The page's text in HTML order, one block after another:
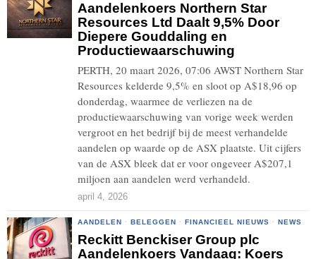
Aandelenkoers Northern Star
Resources Ltd Daalt 9,5% Door
Diepere Gouddaling en
Productiewaarschuwing
PERTH, 20 maart 2026, 07:06 AWST Northern Star
Resources kelderde 9,5% en sloot op A$18,96 op
donderdag, waarmee de verliezen na de
productiewaarschuwing van vorige week werden
vergroot en het bedrijf bij de meest verhandelde
aandelen op waarde op de ASX plaatste. Uit cijfers
van de ASX bleek dat er voor ongeveer A$207,1
miljoen aan aandelen werd verhandeld.
april 4, 2026
AANDELEN · BELEGGEN · FINANCIEEL NIEUWS · NEWS
Reckitt Benckiser Group plc
Aandelenkoers Vandaag: Koers